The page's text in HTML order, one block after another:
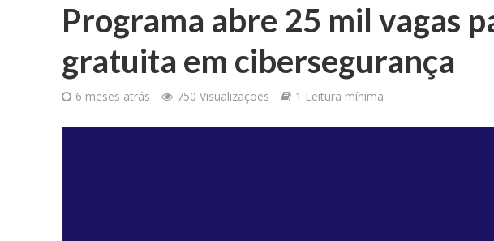
Programa abre 25 mil vagas
gratuita em cibersegurança
6 meses atrás 750 Visualizações 1 Leitura mínima